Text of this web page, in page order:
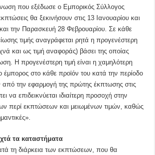
που εξέδωσε ο Εμπορικός Σύλλογος
θα ξεκινήσουν στις 13 Ιανουαρίου και
την Παρασκευή 28 Φεβρουαρίου. Σε κάθε
τιμής αναγράφεται ρητά η προγενέστερη
και ως τιμή αναφοράς) βάσει της οποίας
Η προγενέστερη τιμή είναι η χαμηλότερη
έμπορος στο κάθε προϊόν του κατά την περίοδο
την εφαρμογή της πρώτης έκπτωσης στις
να επιδεικνύεται ιδιαίτερη προσοχή στην
περί εκπτώσεων και μειωμένων τιμών, καθώς
τα καταστήματα
τη διάρκεια των εκπτώσεων, που θα